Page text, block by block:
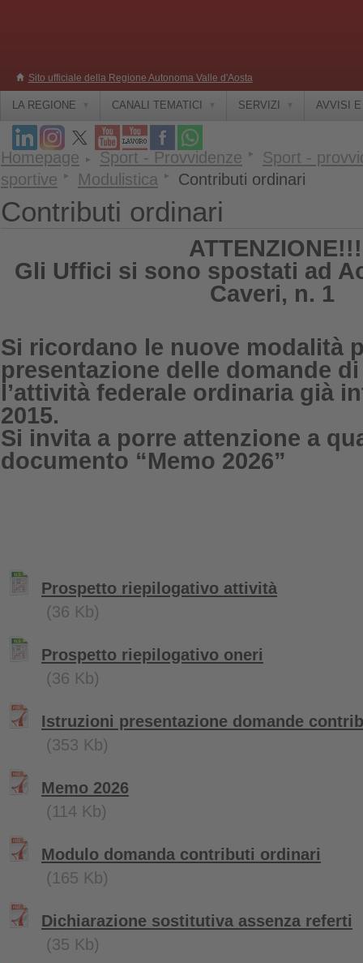
Sito ufficiale della Regione Autonoma Valle d'Aosta
LA REGIONE CANALI TEMATICI SERVIZI AVVISI
Homepage Sport - Provvidenze
Sport -
sportive
Modulistica Contributi ordinari
Contributi ordinari
ATTENZIONE!!!
Gli Uffici si sono spostati ad
Caveri, n. 1
Si ricordano le nuove modalità
presentazione delle domande
l’attività federale ordinaria già
2015.
Si invita a porre attenzione a
documento “Memo 2026”
Prospetto riepilogativo attività
(36 Kb)
Prospetto riepilogativo oneri
(36 Kb)
Istruzioni presentazione domande
(353 Kb)
Memo 2026
(114 Kb)
Modulo domanda contributi ordinari
(165 Kb)
Dichiarazione sostitutiva assenza referti
(35 Kb)